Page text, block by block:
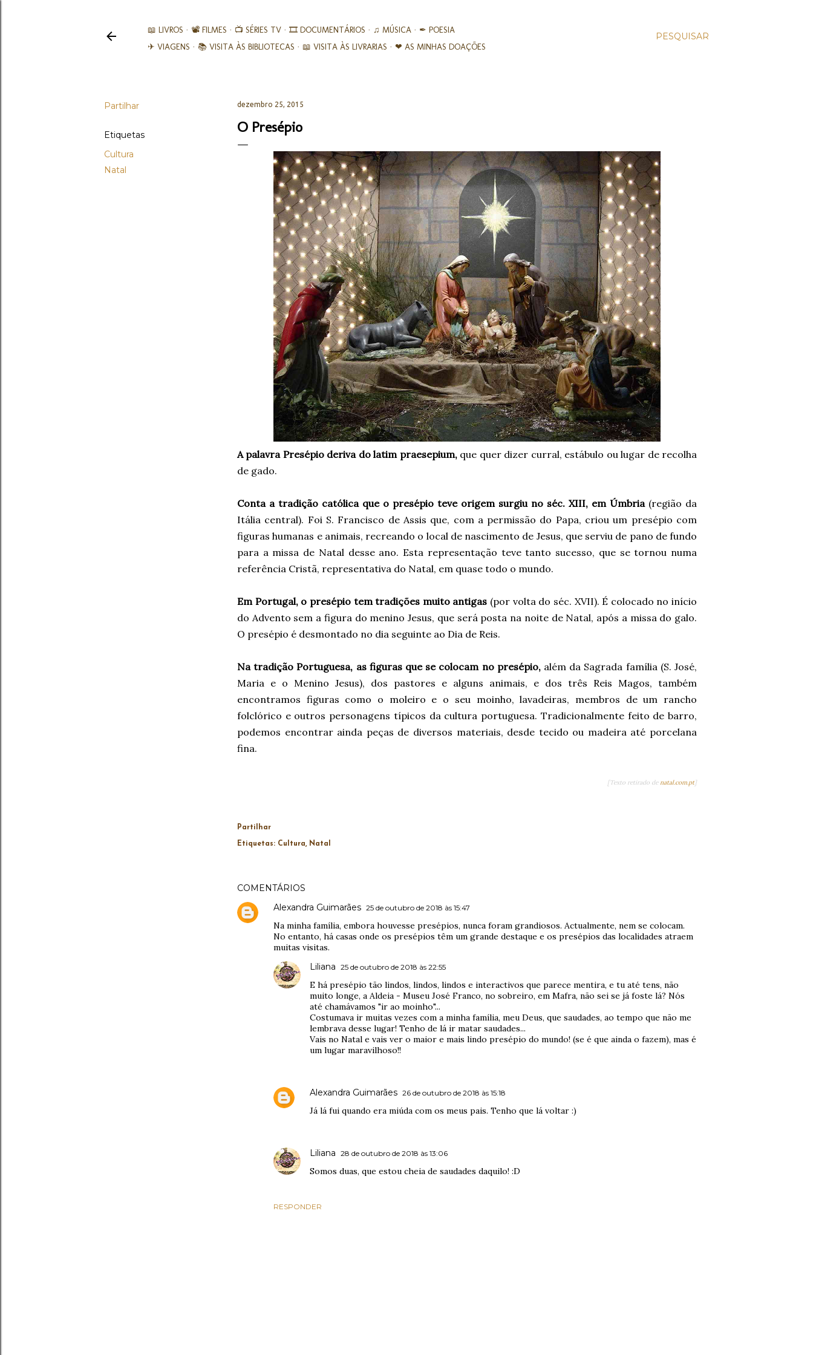
PESQUISAR
📖 LIVROS 📽️ FILMES 📺 SÉRIES TV 🎞︎ DOCUMENTÁRIOS ♫ MÚSICA
✒ POESIA
✈ VIAGENS
📚︎ VISITA ÀS BIBLIOTECAS 📖 VISITA ÀS LIVRARIAS ❤ AS MINHAS DOAÇÕES
Partilhar
Etiquetas
Cultura
Natal
dezembro 25, 2015
O Presépio
A palavra Presépio deriva do latim praesepium,que quer dizer curral, estábulo ou lugar de recolha
de gado.
Conta a tradição católica que o presépio teve origem surgiu no séc. XIII, em Úmbria (região da
Itália central). Foi S. Francisco de Assis que, com a permissão do Papa, criou um presépio com
figuras humanas e animais, recreando o local de nascimento de Jesus, que serviu de pano de fundo
para a missa de Natal desse ano. Esta representação teve tanto sucesso, que se tornou numa
referência Cristã, representativa do Natal, em quase todo o mundo.
Em Portugal, o presépio tem tradições muito antigas (por volta do séc. XVII). É colocado no início
do Advento sem a figura do menino Jesus, que será posta na noite de Natal, após a missa do galo.
O presépio é desmontado no dia seguinte ao Dia de Reis.
Na tradição Portuguesa, as figuras que se colocam no presépio,além da Sagrada família (S. José,
Maria e o Menino Jesus), dos pastores e alguns animais, e dos três Reis Magos, também
encontramos figuras como o moleiro e o seu moinho, lavadeiras, membros de um rancho
folclórico e outros personagens típicos da cultura portuguesa. Tradicionalmente feito de barro,
podemos encontrar ainda peças de diversos materiais, desde tecido ou madeira até porcelana
fina.
[Texto retirado denatal.com.pt]
Partilhar
Etiquetas: Cultura Natal
COMENTÁRIOS
Alexandra Guimarães 25 de outubro de 2018 às 15:47
Na minha família, embora houvesse presépios, nunca foram grandiosos. Actualmente, nem se colocam.
No entanto, há casas onde os presépios têm um grande destaque e os presépios das localidades atraem
muitas visitas.
RESPONDER
Liliana 25 de outubro de 2018 às 22:55
E há presépio tão lindos, lindos, lindos e interactivos que parece mentira, e tu até tens, não
muito longe, a Aldeia - Museu José Franco, no sobreiro, em Mafra, não sei se já foste lá? Nós
até chamávamos "ir ao moinho"...
Costumava ir muitas vezes com a minha família, meu Deus, que saudades, ao tempo que não me
lembrava desse lugar! Tenho de lá ir matar saudades...
Vais no Natal e vais ver o maior e mais lindo presépio do mundo! (se é que ainda o fazem), mas é
um lugar maravilhoso!!
Alexandra Guimarães 26 de outubro de 2018 às 15:18
Já lá fui quando era miúda com os meus pais. Tenho que lá voltar :)
Liliana 28 de outubro de 2018 às 13:06
Somos duas, que estou cheia de saudades daquilo! :D